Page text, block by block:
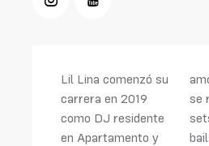
Lil Lina comenzó su
carrera en 2019
como DJ residente
en Apartamento y
amor por los vinilos,
se refleja en sus
sets vibrantes y
bailables que